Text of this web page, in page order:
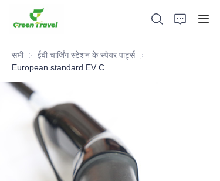
सभी ईवी चार्जिंग स्टेशन के स्पेयर पार्ट्स ईवी चार्जिंग स्टेशन के स्पेयर
घर
उत्पादों
हमारे बारे में